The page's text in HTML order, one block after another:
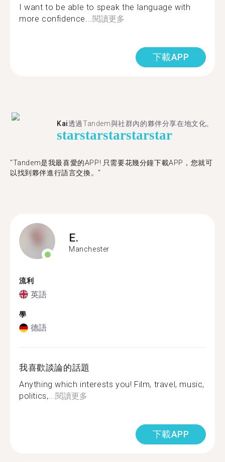
I want to be able to speak the language with
more confidence...閱讀更多
下載APP
Kai透過Tandem與社群內的夥伴分享在地文化。
starstarstarstarstar
"Tandem是我最喜愛的APP! 只需要花幾分鐘下載APP，您就可
以找到夥伴進行語言交換。"
E.
Manchester
流利
英語
學
德語
我喜歡談論的話題
Anything which interests you! Film, travel, music,
politics,...閱讀更多
下載APP